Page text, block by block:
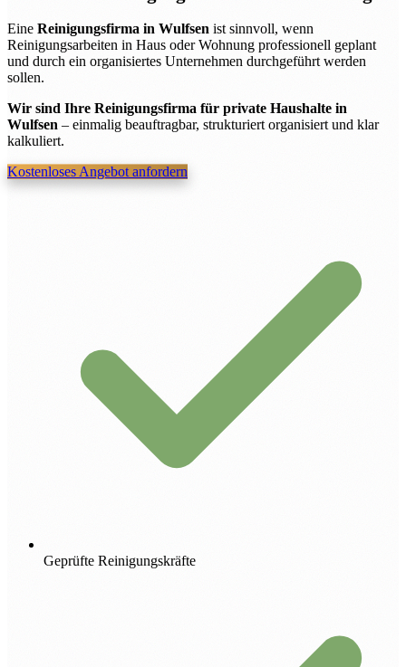
Eine Reinigungsfirma in Wulfsen ist sinnvoll, wenn
Reinigungsarbeiten in Haus oder Wohnung professionell geplant
und durch ein organisiertes Unternehmen durchgeführt werden
sollen.
Wir sind Ihre Reinigungsfirma für private Haushalte in
Wulfsen – einmalig beauftragbar, strukturiert organisiert und klar
kalkuliert.
Kostenloses Angebot anfordern
Geprüfte Reinigungskräfte